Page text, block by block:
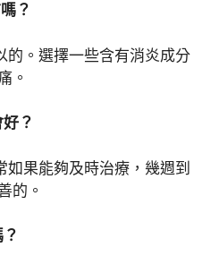
？
的。選擇一些含有消炎成分
。
？
果能夠及時治療，幾週到
的。